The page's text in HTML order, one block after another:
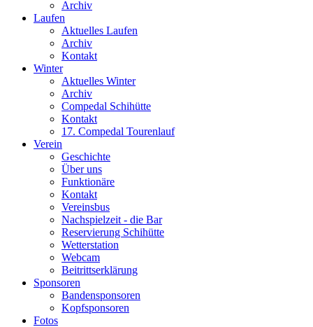
Archiv
Laufen
Aktuelles Laufen
Archiv
Kontakt
Winter
Aktuelles Winter
Archiv
Compedal Schihütte
Kontakt
17. Compedal Tourenlauf
Verein
Geschichte
Über uns
Funktionäre
Kontakt
Vereinsbus
Nachspielzeit - die Bar
Reservierung Schihütte
Wetterstation
Webcam
Beitrittserklärung
Sponsoren
Bandensponsoren
Kopfsponsoren
Fotos